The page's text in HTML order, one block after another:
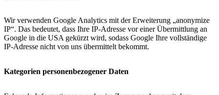
Wir verwenden Google Analytics mit der Erweiterung „anonymize
IP“. Das bedeutet, dass Ihre IP-Adresse vor einer Übermittlung an
Google in die USA gekürzt wird, sodass Google Ihre vollständige
IP-Adresse nicht von uns übermittelt bekommt.
Kategorien personenbezogener Daten